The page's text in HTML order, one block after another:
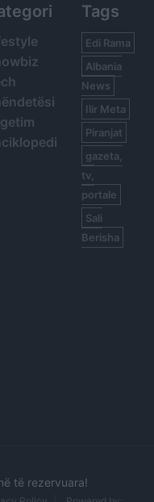
Tags
Edi Rama
Albania
News
Ilir Meta
Piranjat
gazeta,
tv,
portale
Sali
Berisha
të rezervuara!